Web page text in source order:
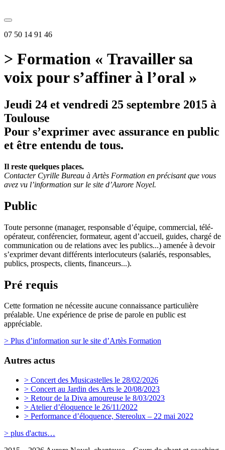
07 50 14 91 46
> Formation « Travailler sa
voix pour s’affiner à l’oral »
Jeudi 24 et vendredi 25 septembre 2015 à
Toulouse
Pour s’exprimer avec assurance en public
et être entendu de tous.
Il reste quelques places.
Contacter Cyrille Bureau à Artès Formation en précisant que vous
avez vu l’information sur le site d’Aurore Noyel.
Public
Toute personne (manager, responsable d’équipe, commercial, télé-
opérateur, conférencier, formateur, agent d’accueil, guides, chargé de
communication ou de relations avec les publics...) amenée à devoir
s’exprimer devant différents interlocuteurs (salariés, responsables,
publics, prospects, clients, financeurs...).
Pré requis
Cette formation ne nécessite aucune connaissance particulière
préalable. Une expérience de prise de parole en public est
appréciable.
> Plus d’information sur le site d’Artès Formation
Autres actus
> Concert des Musicastelles le 28/02/2026
> Concert au Jardin des Arts le 20/08/2023
> Retour de la Diva amoureuse le 8/03/2023
> Atelier d’éloquence le 26/11/2022
> Performance d’éloquence, Stereolux – 22 mai 2022
> plus d'actus…